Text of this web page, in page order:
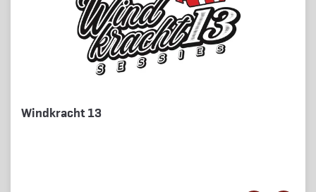
Windkracht 13